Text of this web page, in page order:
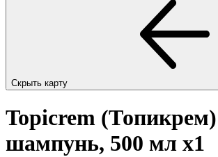
Скрыть карту
Topicrem
шампунь, 500 мл x1